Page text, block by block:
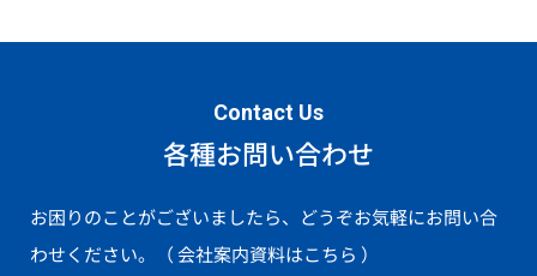
Contact Us
各種お問い合わせ
お困りのことがございましたら、どうぞお気軽にお問い合
わせください。
（ 会社案内資料はこちら ）